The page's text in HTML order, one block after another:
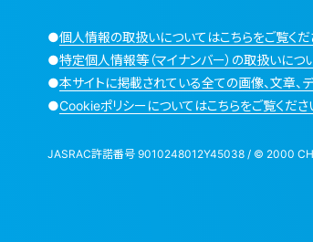
●個人情報の取扱いについてはこちらをご覧くだ
●特定個人情報等（マイナンバー）の取扱いにつ
●本サイトに掲載されている全ての画像、文章、
●Cookieポリシーについてはこちらをご覧くださ
JASRAC許諾番号 9010248012Y45038 / © 2000